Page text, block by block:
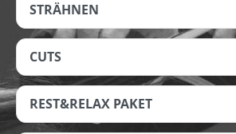
STRÄHNEN
CUTS
REST&RELAX PAKET